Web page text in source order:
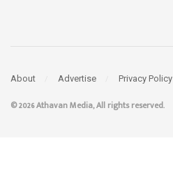
About Advertise Privacy Policy
© 2026 Athavan Media, All rights reserved.